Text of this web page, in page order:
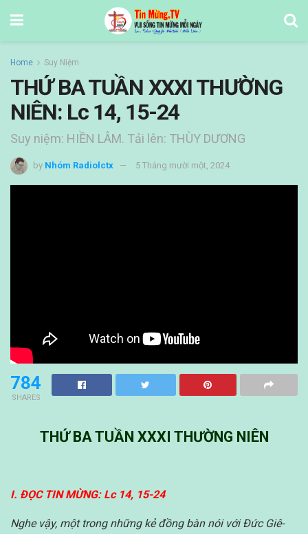
Home Suy Niệm
THỨ BA TUẦN XXXI THƯỜNG
NIÊN: Lc 14, 15-24
Suy niệm: HIỀN LÂM. Tải lên: THÙY DƯƠNG
by Nhóm Radiolctx 5 Tháng mười một, 2024
784
SHARES
THỨ BA TUẦN XXXI THƯỜNG NIÊN
I. ĐỌC TIN MỪNG: Lc 14, 15-24
Nghe vậy, một trong những kẻ đồng bàn nói với Đức Giê-